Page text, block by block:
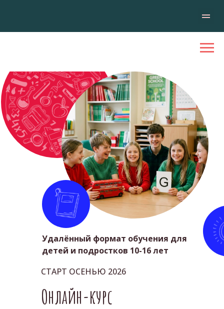
Онлайн-курс
Удалённый формат обучения для
детей и подростков 10-16 лет
СТАРТ ОСЕНЬЮ 2026